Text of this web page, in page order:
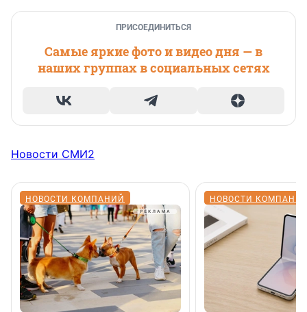
ПРИСОЕДИНИТЬСЯ
Самые яркие фото и видео дня — в
наших группах в социальных сетях
Новости СМИ2
НОВОСТИ КОМПАНИЙ НОВОСТИ